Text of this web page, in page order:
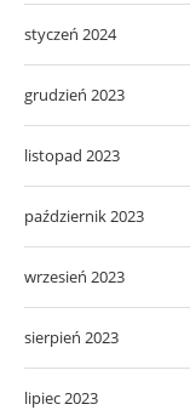
styczeń 2024
grudzień 2023
listopad 2023
październik 2023
wrzesień 2023
sierpień 2023
lipiec 2023